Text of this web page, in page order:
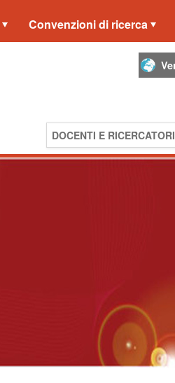
Convenzioni di ricerca
DOCENTI E RICERCATORI